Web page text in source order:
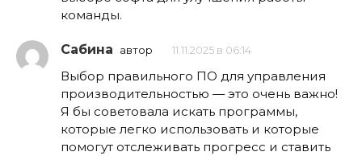
команды.
Сабина автор 11.11.2025 в 06:14
Выбор правильного ПО для управления
производительностью — это очень важно!
Я бы советовала искать программы,
которые легко использовать и которые
помогут отслеживать прогресс и ставить